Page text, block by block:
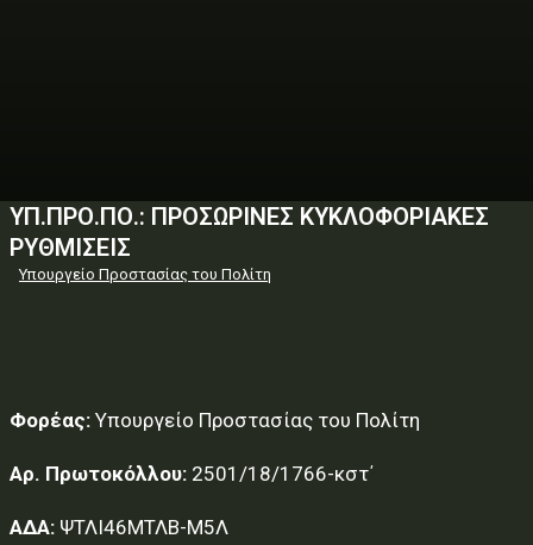
ΥΠ.ΠΡΟ.ΠΟ.: ΠΡΟΣΩΡΙΝΕΣ ΚΥΚΛΟΦΟΡΙΑΚΕΣ
ΡΥΘΜΙΣΕΙΣ
Υπουργείο Προστασίας του Πολίτη
Φορέας: Υπουργείο Προστασίας του Πολίτη
Αρ. Πρωτοκόλλου: 2501/18/1766-κστ΄
ΑΔΑ: ΨΤΛΙ46ΜΤΛΒ-Μ5Λ